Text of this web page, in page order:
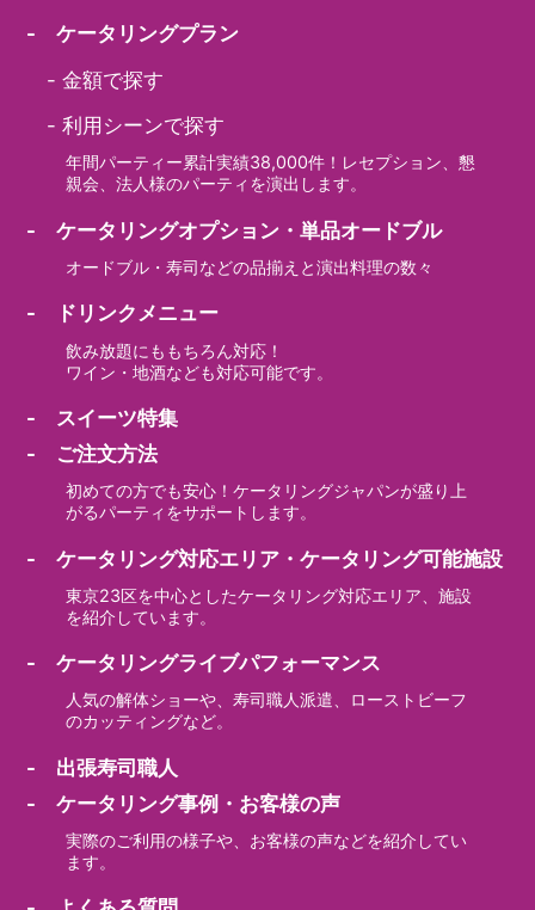
- ケータリングプラン
-金額で探す
-利用シーンで探す
年間パーティー累計実績38,000件！レセプション、懇
親会、法人様のパーティを演出します。
- ケータリングオプション・単品オードブル
オードブル・寿司などの品揃えと演出料理の数々
- ドリンクメニュー
飲み放題にももちろん対応！
ワイン・地酒なども対応可能です。
- スイーツ特集
- ご注文方法
初めての方でも安心！ケータリングジャパンが盛り上
がるパーティをサポートします。
- ケータリング対応エリア・ケータリング可能施設
東京23区を中心としたケータリング対応エリア、施設
を紹介しています。
- ケータリングライブパフォーマンス
人気の解体ショーや、寿司職人派遣、ローストビーフ
のカッティングなど。
- 出張寿司職人
- ケータリング事例・お客様の声
実際のご利用の様子や、お客様の声などを紹介してい
ます。